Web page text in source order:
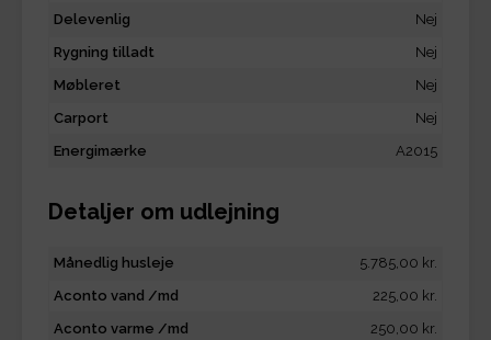
Delevenlig
Nej
Rygning tilladt
Nej
Møbleret
Nej
Carport
Nej
Energimærke
A2015
Detaljer om udlejning
Månedlig husleje
5.785,00 kr.
Aconto vand /md
225,00 kr.
Aconto varme /md
250,00 kr.